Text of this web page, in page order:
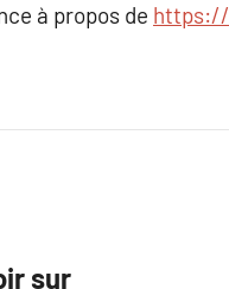
à propos de
sur